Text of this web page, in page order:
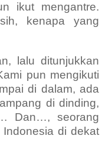
ikut mengantre.
kenapa yang
lalu ditunjukkan
pun mengikuti
di dalam, ada
di dinding,
Dan…, seorang
di dekat